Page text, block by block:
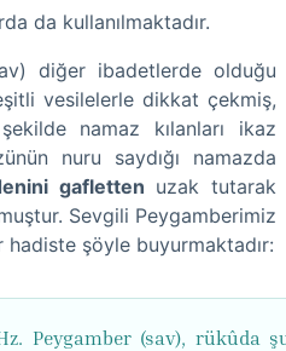
da kullanılmaktadır.
diğer ibadetlerde olduğu
vesilelerle dikkat çekmiş,
namaz kılanları ikaz
nuru saydığı namazda
gafletten uzak tutarak
Sevgili Peygamberimiz
şöyle buyurmaktadır:
Peygamber (sav), rükûda